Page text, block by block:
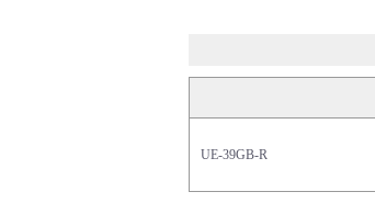
よくあるご質問(FAQ)・用語集
UE-39GB-R